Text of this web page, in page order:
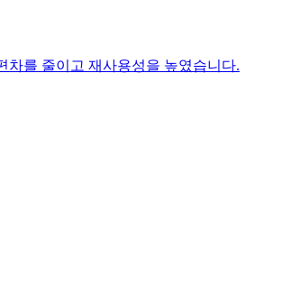
차를 줄이고 재사용성을 높였습니다.